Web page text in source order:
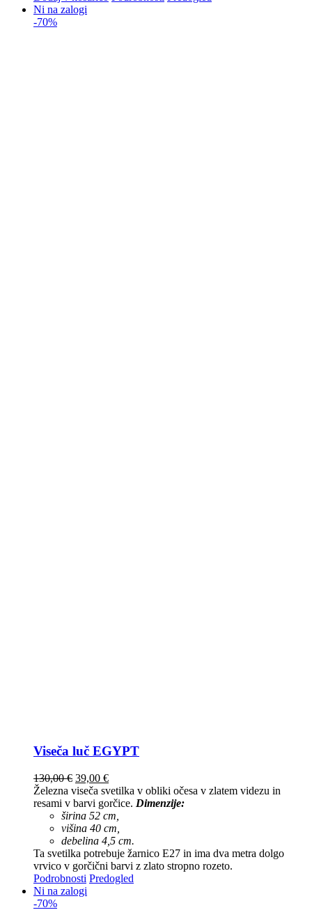
Ni na zalogi
-70%
Viseča luč EGYPT
130,00€ 39,00 €
Železna viseča svetilka v obliki očesa v zlatem videzu in
resami v barvi gorčice. Dimenzije:
širina 52 cm,
višina 40 cm,
debelina 4,5 cm.
Ta svetilka potrebuje žarnico E27 in ima dva metra dolgo
vrvico v gorčični barvi z zlato stropno rozeto.
Podrobnosti Predogled
Ni na zalogi
-70%